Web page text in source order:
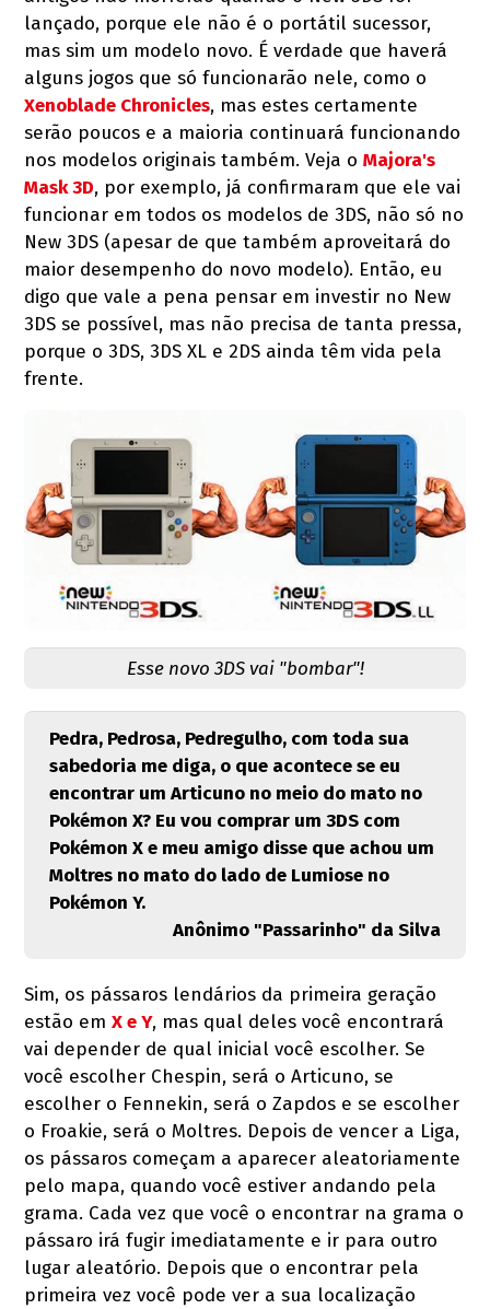
lançado, porque ele não é o portátil sucessor,
mas sim um modelo novo. É verdade que haverá
alguns jogos que só funcionarão nele, como o
Xenoblade Chronicles, mas estes certamente
serão poucos e a maioria continuará funcionando
nos modelos originais também. Veja oMajora's
Mask 3D, por exemplo, já confirmaram que ele vai
funcionar em todos os modelos de 3DS, não só no
New 3DS (apesar de que também aproveitará do
maior desempenho do novo modelo). Então, eu
digo que vale a pena pensar em investir no New
3DS se possível, mas não precisa de tanta pressa,
porque o 3DS, 3DS XL e 2DS ainda têm vida pela
frente.
Esse novo 3DS vai "bombar"!
Pedra, Pedrosa, Pedregulho, com toda sua
sabedoria me diga, o que acontece se eu
encontrar um Articuno no meio do mato no
Pokémon X? Eu vou comprar um 3DS com
Pokémon X e meu amigo disse que achou um
Moltres no mato do lado de Lumiose no
Pokémon Y.
Anônimo "Passarinho" da Silva
Sim, os pássaros lendários da primeira geração
estão emX e Y, mas qual deles você encontrará
vai depender de qual inicial você escolher. Se
você escolher Chespin, será o Articuno, se
escolher o Fennekin, será o Zapdos e se escolher
o Froakie, será o Moltres. Depois de vencer a Liga,
os pássaros começam a aparecer aleatoriamente
pelo mapa, quando você estiver andando pela
grama. Cada vez que você o encontrar na grama o
pássaro irá fugir imediatamente e ir para outro
lugar aleatório. Depois que o encontrar pela
primeira vez você pode ver a sua localização